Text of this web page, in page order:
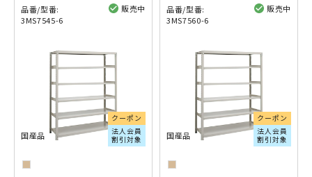
品番/型番:
3MS7545-6
販売中
クーポン
法人会員
割引対象
国産品
品番/型番:
3MS7560-6
販売中
クーポン
法人会員
割引対象
国産品